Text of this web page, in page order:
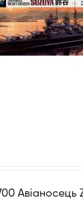
Авіаносець